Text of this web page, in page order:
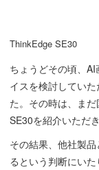
ThinkEdge SE30
ちょうどその頃、
イスを検討してい
た。その時は、ま
SE30を紹介いただ
その結果、他社製
るという判断にい